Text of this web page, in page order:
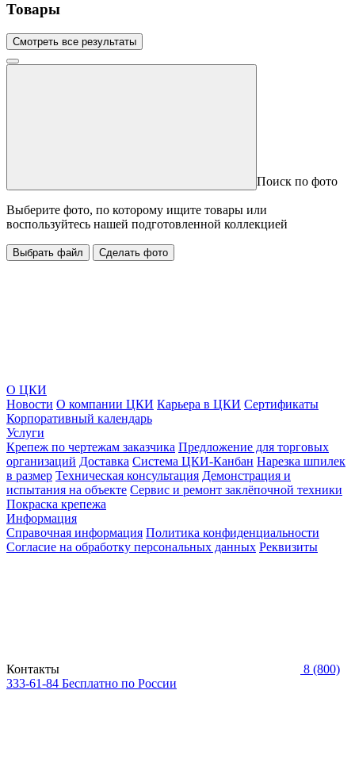
Товары
Смотреть все результаты
Поиск по фото
Выберите фото, по которому ищите товары или
воспользуйтесь нашей подготовленной коллекцией
Выбрать файл Сделать фото
О ЦКИ
Новости О компании ЦКИ Карьера в ЦКИ Сертификаты
Корпоративный календарь
Услуги
Крепеж по чертежам заказчика Предложение для торговых
организаций Доставка Система ЦКИ-Канбан Нарезка шпилек
в размер Техническая консультация Демонстрация и
испытания на объекте Сервис и ремонт заклёпочной техники
Покраска крепежа
Информация
Справочная информация Политика конфиденциальности
Согласие на обработку персональных данных Реквизиты
Контакты
8 (800)
333-61-84 Бесплатно по России